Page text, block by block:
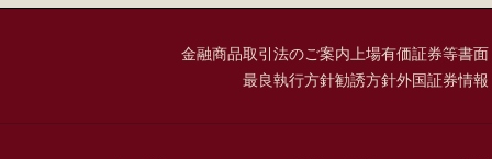
金融商品取引法のご案内上場有価証券等書
最良執行方針勧誘方針外国証券情